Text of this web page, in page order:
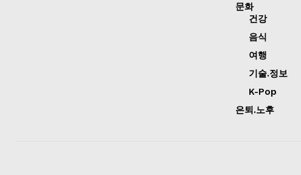
문화
건강
음식
여행
기술.정보
K-Pop
은퇴.노후